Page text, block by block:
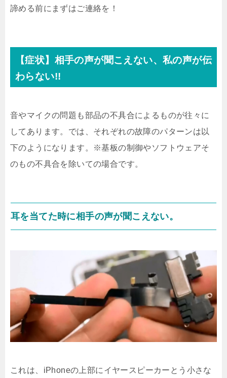
諦める前にまずはご連絡を！
【症状】相手の声が聞こえない、私の声が伝
わらない!!
音やマイクの問題も部品の不具合によるものが往々に
してあります。では、それぞれの故障のパターンは以
下のようになります。※基板の制御やソフトウェアそ
のもの不具合を除いての場合です。
耳を当てた時に相手の声が聞こえない。
これは、iPhoneの上部にイヤースピーカーとう小さな